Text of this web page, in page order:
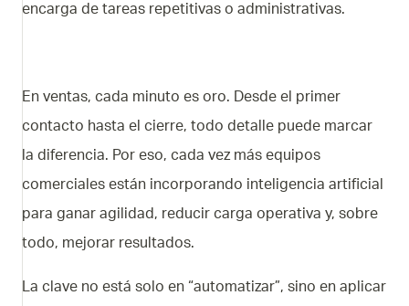
encarga de tareas repetitivas o administrativas.
En ventas, cada minuto es oro. Desde el primer
contacto hasta el cierre, todo detalle puede marcar
la diferencia. Por eso, cada vez más equipos
comerciales están incorporando inteligencia artificial
para ganar agilidad, reducir carga operativa y, sobre
todo, mejorar resultados.
La clave no está solo en “automatizar”, sino en aplicar